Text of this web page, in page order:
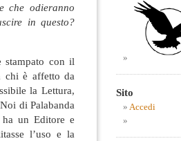
che odieranno
in questo?
stampato con il
chi è affetto da
la Lettura,
di Palabanda
un Editore e
l’uso e la
Sito
Accedi